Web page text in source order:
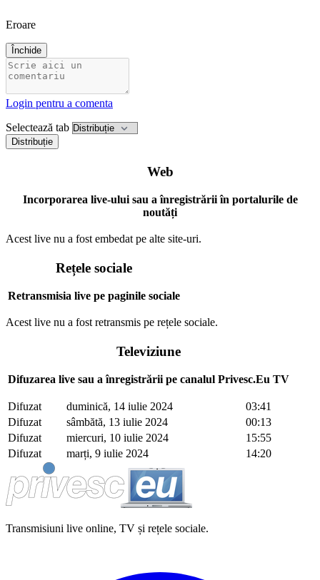
Eroare
Închide
Login pentru a comenta
Selectează tab
Distribuție
Web
Incorporarea live-ului sau a înregistrării în portalurile de
noutăți
Acest live nu a fost embedat pe alte site-uri.
Rețele sociale
Retransmisia live pe paginile sociale
Acest live nu a fost retransmis pe rețele sociale.
Televiziune
Difuzarea live sau a înregistrării pe canalul Privesc.Eu TV
Difuzat duminică, 14 iulie 2024
03:41
Difuzat
sâmbătă, 13 iulie 2024
00:13
Difuzat
miercuri, 10 iulie 2024
15:55
Difuzat
marți, 9 iulie 2024 14:20
Transmisiuni live online, TV și rețele sociale.